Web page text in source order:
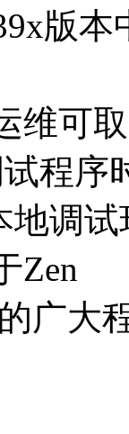
版
维可
程序
调
Zen
广大